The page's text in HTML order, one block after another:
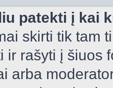
patekti į kai
skirti tik tam
ir rašyti į šiuos
arba